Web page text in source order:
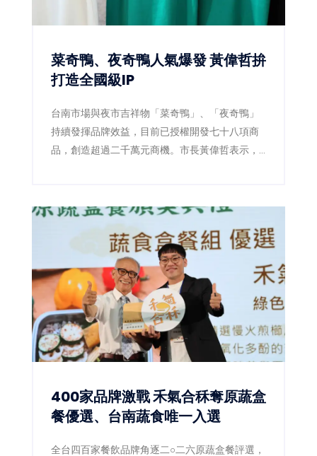
菜奇鴨、夜奇鴨人氣爆發 黃偉哲拚
打造全國級IP
台南市場與夜市吉祥物「菜奇鴨」、「夜奇鴨」
持續發揮品牌效益，目前已授權開發七十八項商
品，創造超過二千萬元商機。市長黃偉哲表示，
400家品牌激戰 禾氣合秝奪原蔬盒
餐優選、台南蔬食唯一入選
全台四百家餐飲品牌角逐二○二六原蔬盒餐評選，